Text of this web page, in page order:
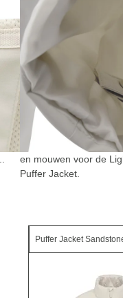
en mouwen voor de
Puffer Jacket.